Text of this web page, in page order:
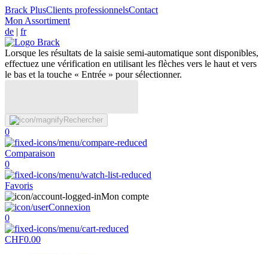
Brack PlusClients professionnelsContact
Mon Assortiment
de | fr
Lorsque les résultats de la saisie semi-automatique sont disponibles,
effectuez une vérification en utilisant les flèches vers le haut et vers
le bas et la touche « Entrée » pour sélectionner.
Rechercher
0
Comparaison
0
Favoris
Mon compte
Connexion
0
CHF0.00